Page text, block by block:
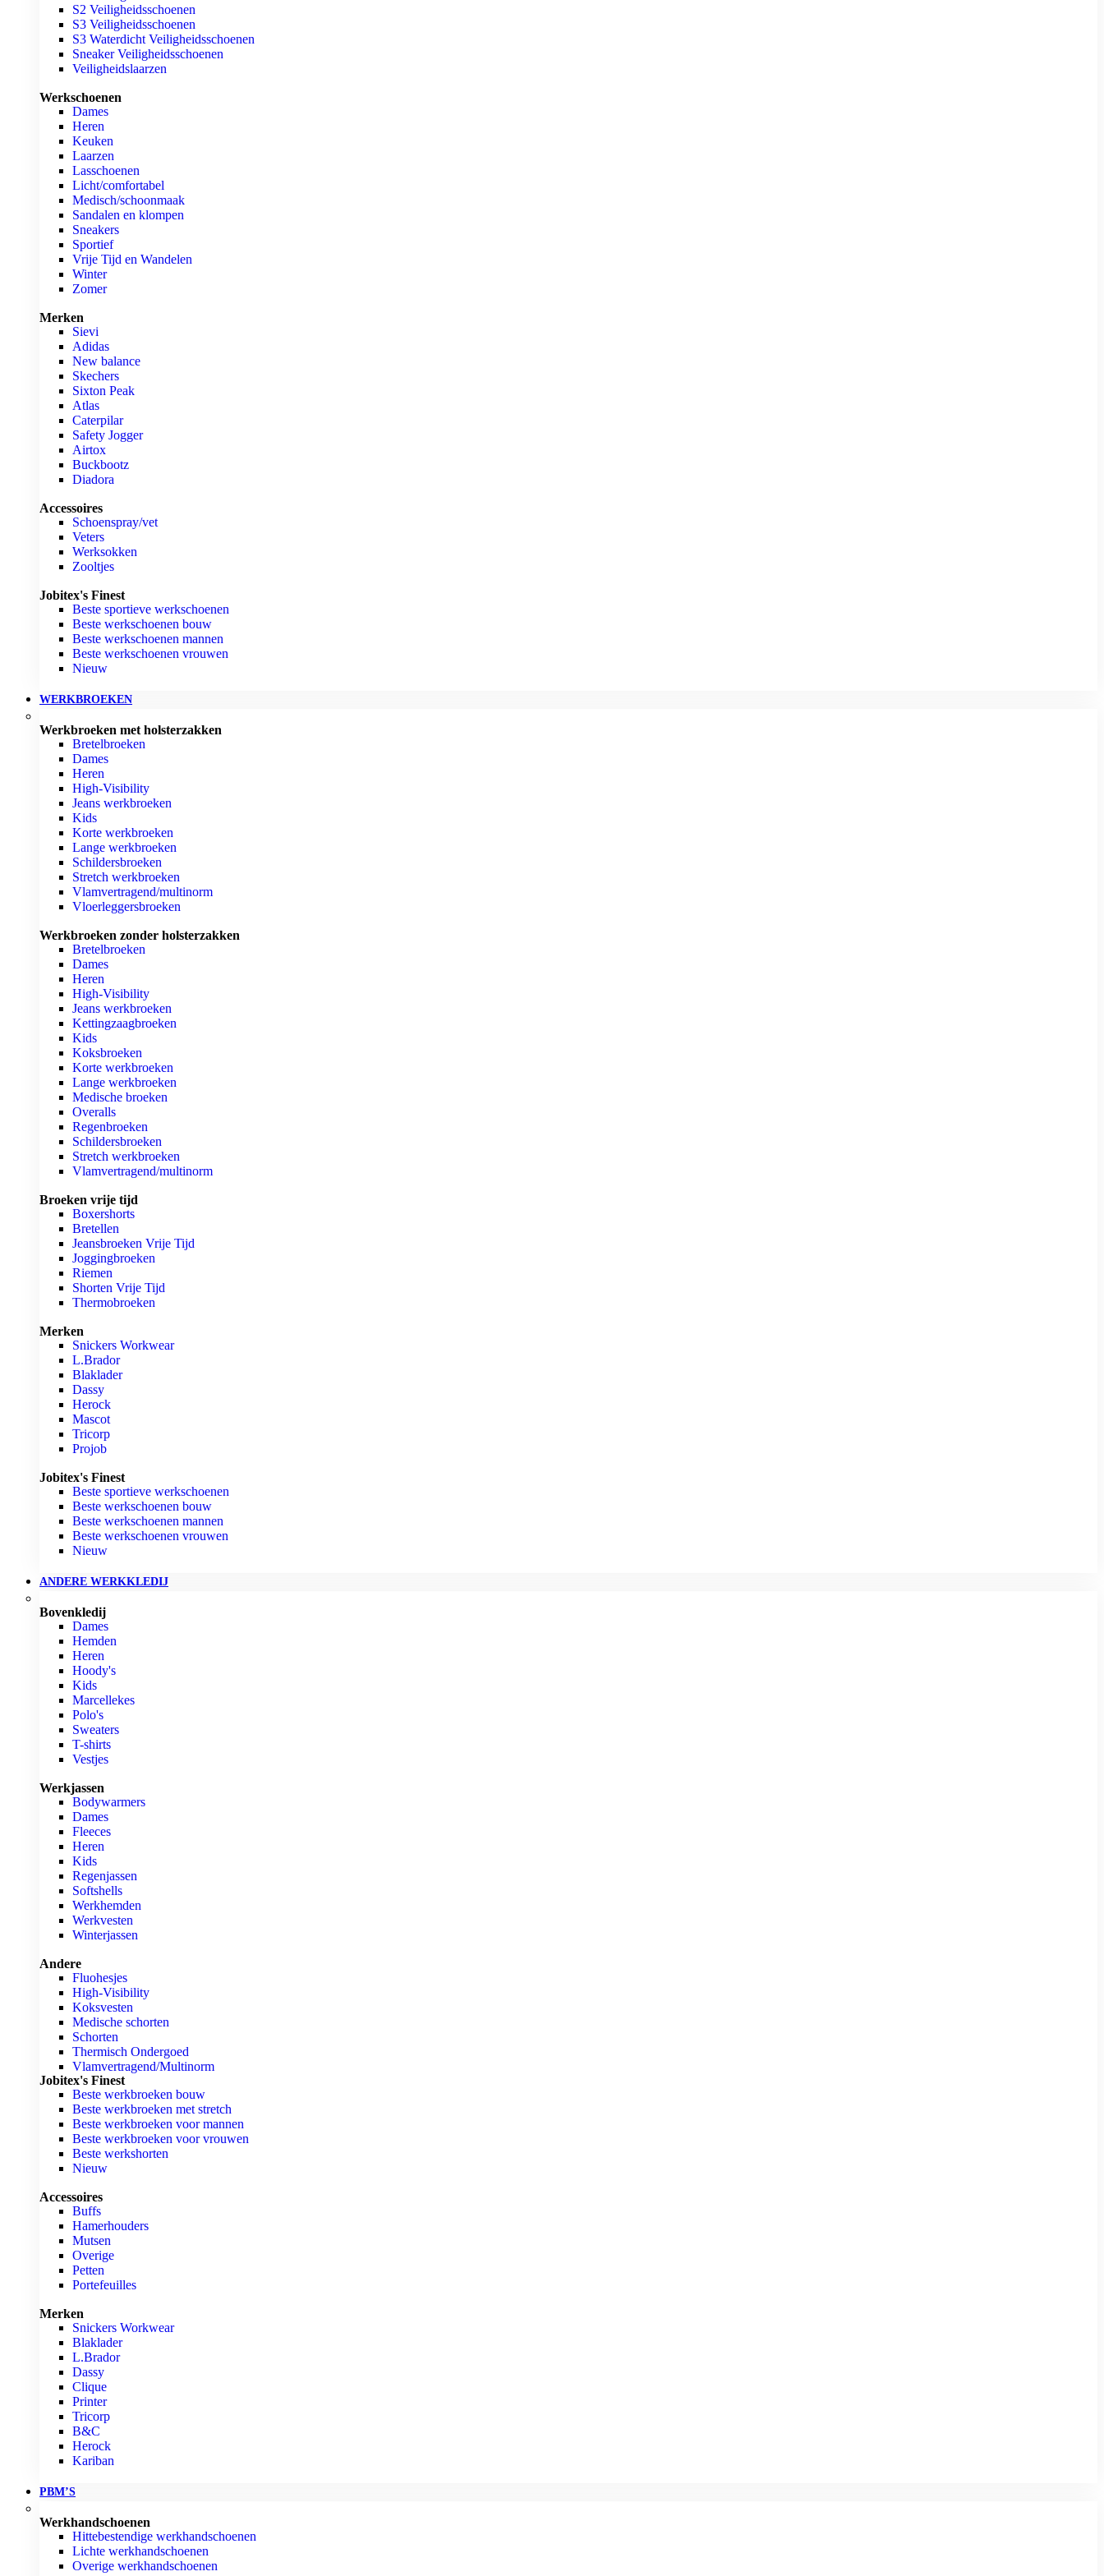
S2 Veiligheidsschoenen
S3 Veiligheidsschoenen
S3 Waterdicht Veiligheidsschoenen
Sneaker Veiligheidsschoenen
Veiligheidslaarzen
Werkschoenen
Dames
Heren
Keuken
Laarzen
Lasschoenen
Licht/comfortabel
Medisch/schoonmaak
Sandalen en klompen
Sneakers
Sportief
Vrije Tijd en Wandelen
Winter
Zomer
Merken
Sievi
Adidas
New balance
Skechers
Sixton Peak
Atlas
Caterpilar
Safety Jogger
Airtox
Buckbootz
Diadora
Accessoires
Schoenspray/vet
Veters
Werksokken
Zooltjes
Jobitex's Finest
Beste sportieve werkschoenen
Beste werkschoenen bouw
Beste werkschoenen mannen
Beste werkschoenen vrouwen
Nieuw
WERKBROEKEN
Werkbroeken met holsterzakken
Bretelbroeken
Dames
Heren
High-Visibility
Jeans werkbroeken
Kids
Korte werkbroeken
Lange werkbroeken
Schildersbroeken
Stretch werkbroeken
Vlamvertragend/multinorm
Vloerleggersbroeken
Werkbroeken zonder holsterzakken
Bretelbroeken
Dames
Heren
High-Visibility
Jeans werkbroeken
Kettingzaagbroeken
Kids
Koksbroeken
Korte werkbroeken
Lange werkbroeken
Medische broeken
Overalls
Regenbroeken
Schildersbroeken
Stretch werkbroeken
Vlamvertragend/multinorm
Broeken vrije tijd
Boxershorts
Bretellen
Jeansbroeken Vrije Tijd
Joggingbroeken
Riemen
Shorten Vrije Tijd
Thermobroeken
Merken
Snickers Workwear
L.Brador
Blaklader
Dassy
Herock
Mascot
Tricorp
Projob
Jobitex's Finest
Beste sportieve werkschoenen
Beste werkschoenen bouw
Beste werkschoenen mannen
Beste werkschoenen vrouwen
Nieuw
ANDERE WERKKLEDIJ
Bovenkledij
Dames
Hemden
Heren
Hoody's
Kids
Marcellekes
Polo's
Sweaters
T-shirts
Vestjes
Werkjassen
Bodywarmers
Dames
Fleeces
Heren
Kids
Regenjassen
Softshells
Werkhemden
Werkvesten
Winterjassen
Andere
Fluohesjes
High-Visibility
Koksvesten
Medische schorten
Schorten
Thermisch Ondergoed
Vlamvertragend/Multinorm
Jobitex's Finest
Beste werkbroeken bouw
Beste werkbroeken met stretch
Beste werkbroeken voor mannen
Beste werkbroeken voor vrouwen
Beste werkshorten
Nieuw
Accessoires
Buffs
Hamerhouders
Mutsen
Overige
Petten
Portefeuilles
Merken
Snickers Workwear
Blaklader
L.Brador
Dassy
Clique
Printer
Tricorp
B&C
Herock
Kariban
PBM’S
Werkhandschoenen
Hittebestendige werkhandschoenen
Lichte werkhandschoenen
Overige werkhandschoenen